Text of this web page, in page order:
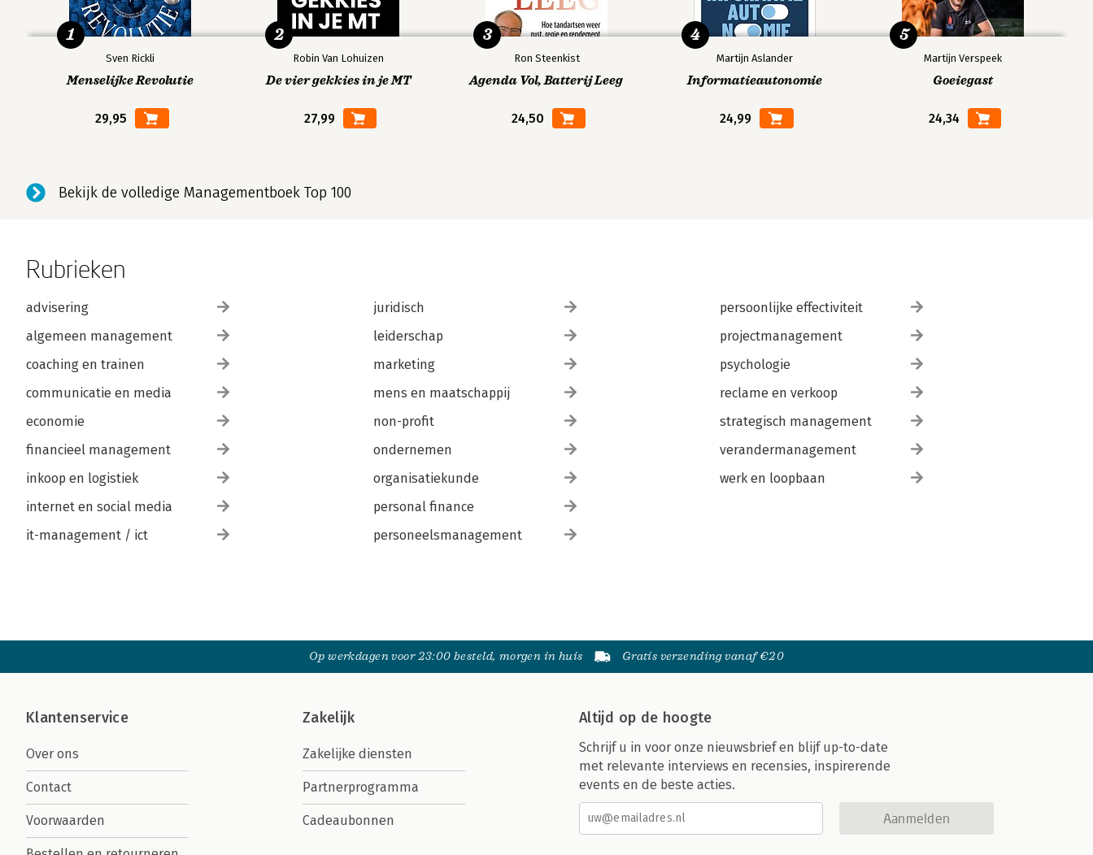
Sven Rickli
Menselijke Revolutie
29,95
1
Robin Van Lohuizen
De vier gekkies in je MT
27,99
2
Ron Steenkist
Agenda Vol, Batterij Leeg
24,50
3
Martijn Aslander
Informatieautonomie
24,99
4
Martijn Verspeek
Goeiegast
24,34
5
Bekijk de volledige Managementboek Top 100
Rubrieken
advisering
algemeen management
coaching en trainen
communicatie en media
economie
financieel management
inkoop en logistiek
internet en social media
it-management / ict
juridisch
leiderschap
marketing
mens en maatschappij
non-profit
ondernemen
organisatiekunde
personal finance
personeelsmanagement
persoonlijke effectiviteit
projectmanagement
psychologie
reclame en verkoop
strategisch management
verandermanagement
werk en loopbaan
Op werkdagen voor 23:00 besteld, morgen in huis Gratis verzending vanaf €20
Klantenservice
Over ons
Contact
Voorwaarden
Zakelijk
Zakelijke diensten
Partnerprogramma
Cadeaubonnen
Altijd op de hoogte
Schrijf u in voor onze nieuwsbrief en blijf up-to-date
met relevante interviews en recensies, inspirerende
events en de beste acties.
Aanmelden